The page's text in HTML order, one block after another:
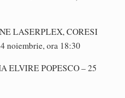
LASERPLEX, CORESI
noiembrie, ora 18:30
ELVIRE POPESCO – 25